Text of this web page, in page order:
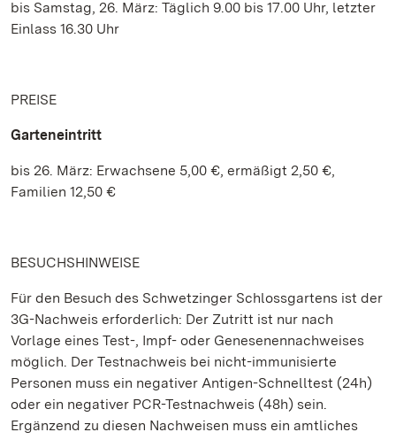
bis Samstag, 26. März: Täglich 9.00 bis 17.00 Uhr, letzter
Einlass 16.30 Uhr
PREISE
Garteneintritt
bis 26. März: Erwachsene 5,00 €, ermäßigt 2,50 €,
Familien 12,50 €
BESUCHSHINWEISE
Für den Besuch des Schwetzinger Schlossgartens ist der
3G-Nachweis erforderlich: Der Zutritt ist nur nach
Vorlage eines Test-, Impf- oder Genesenennachweises
möglich. Der Testnachweis bei nicht-immunisierte
Personen muss ein negativer Antigen-Schnelltest (24h)
oder ein negativer PCR-Testnachweis (48h) sein.
Ergänzend zu diesen Nachweisen muss ein amtliches